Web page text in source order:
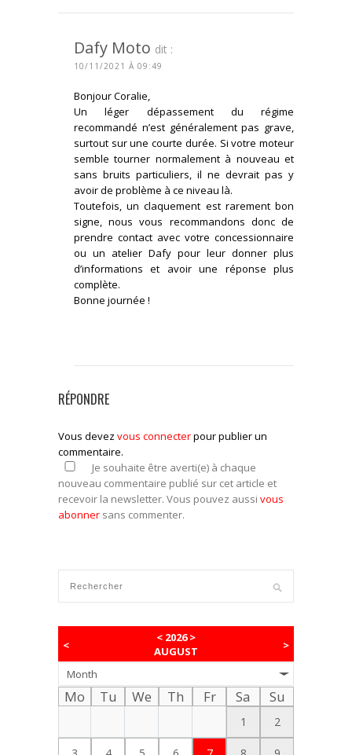
Dafy Moto dit :
10/11/2021 À 09:49
Bonjour Coralie,
Un léger dépassement du régime
recommandé n’est généralement pas grave,
surtout sur une courte durée. Si votre moteur
semble tourner normalement à nouveau et
sans bruits particuliers, il ne devrait pas y
avoir de problème à ce niveau là.
Toutefois, un claquement est rarement bon
signe, nous vous recommandons donc de
prendre contact avec votre concessionnaire
ou un atelier Dafy pour leur donner plus
d’informations et avoir une réponse plus
complète.
Bonne journée !
RÉPONDRE
Vous devez vous connecterpour publier un
commentaire.
Je souhaite être averti(e) à chaque
nouveau commentaire publié sur cet article et
recevoir la newsletter. Vous pouvez aussi vous
abonner sans commenter.
<
< 2026>
AUGUST
>
Month
Mo Tu We Th Fr Sa Su
1 2